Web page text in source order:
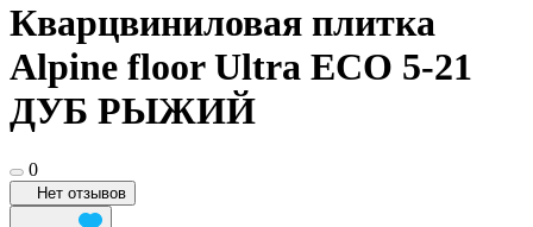
Кварцвиниловая плитка
Alpine floor Ultra ЕСО 5-21
ДУБ РЫЖИЙ
0
Нет отзывов